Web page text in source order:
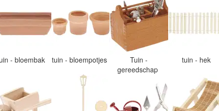
- bloembak tuin - bloempotjes
Tuin -
gereedschap
tuin - hek